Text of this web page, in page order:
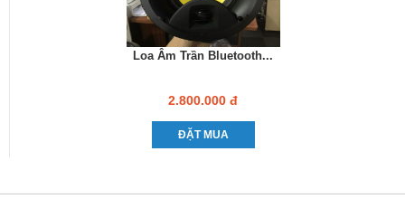
Loa Âm Trần Bluetooth...
2.800.000 đ
ĐẶT MUA